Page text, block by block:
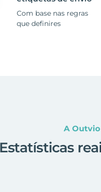
Com base nas regras
que definires
A